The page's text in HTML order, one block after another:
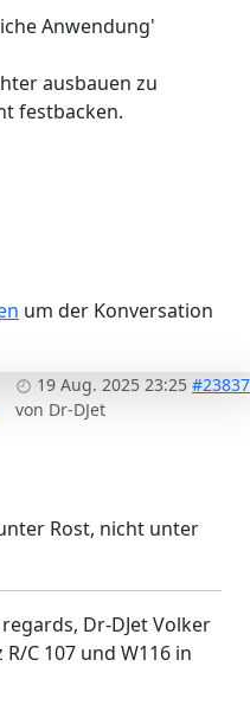
Anwendung'
ausbauen zu
festbacken.
um der Konversation
19 Aug. 2025 23:25 #23837
von Dr-DJet
Rost, nicht unter
Dr-DJet Volker
C 107 und W116 in